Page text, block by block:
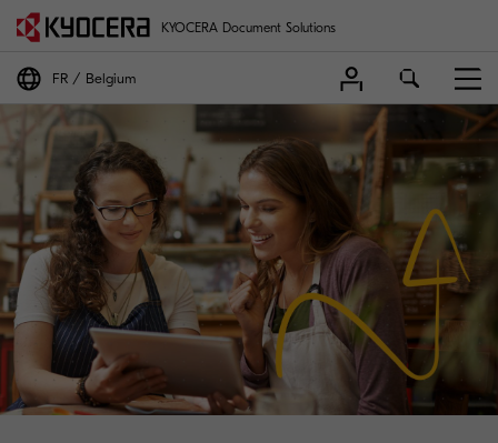
KYOCERA Document Solutions
FR Belgium